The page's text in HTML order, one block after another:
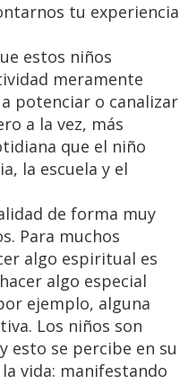
tu experiencia
estos niños
meramente
potenciar o canalizar
a la vez, más
que el niño
la escuela y el
de forma muy
Para muchos
algo espiritual es
algo especial
ejemplo, alguna
Los niños son
esto se percibe en su
vida: manifestando